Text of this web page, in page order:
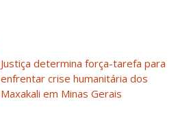
Justiça determina força-tarefa para
enfrentar crise humanitária dos
Maxakali em Minas Gerais